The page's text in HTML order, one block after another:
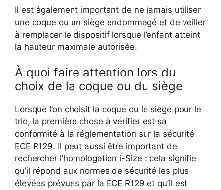
Il est également important de ne jamais utiliser
une coque ou un siège endommagé et de veiller
à remplacer le dispositif lorsque l’enfant atteint
la hauteur maximale autorisée.
À quoi faire attention lors du
choix de la coque ou du siège
Lorsque l’on choisit la coque ou le siège pour le
trio, la première chose à vérifier est sa
conformité à la réglementation sur la sécurité
ECE R129. Il peut aussi être important de
rechercher l’homologation i-Size : cela signifie
qu’il répond aux normes de sécurité les plus
élevées prévues par la ECE R129 et qu’il est